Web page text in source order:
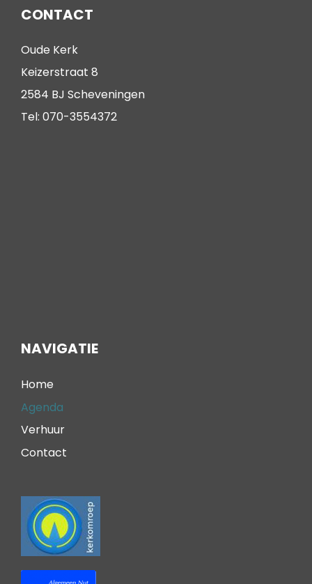
CONTACT
Oude Kerk
Keizerstraat 8
2584 BJ Scheveningen
Tel: 070-3554372
NAVIGATIE
Home
Agenda
Verhuur
Contact